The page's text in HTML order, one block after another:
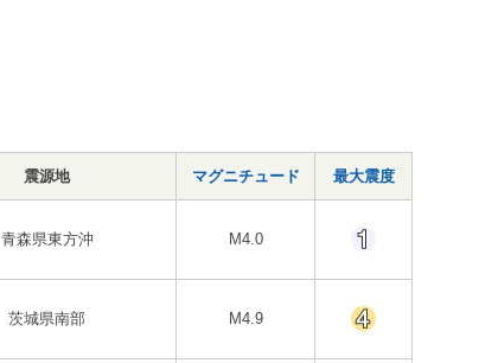
震源地 マグニチュード 最大震度
青森県東方沖 M4.0
茨城県南部 M4.9